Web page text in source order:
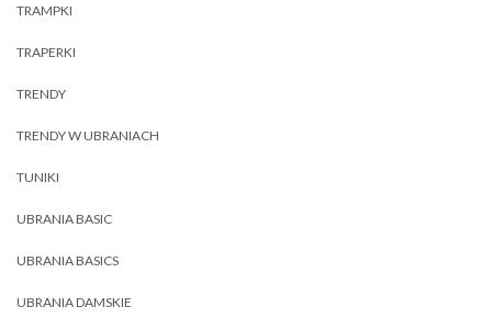
TRAMPKI
TRAPERKI
TRENDY
TRENDY W UBRANIACH
TUNIKI
UBRANIA BASIC
UBRANIA BASICS
UBRANIA DAMSKIE